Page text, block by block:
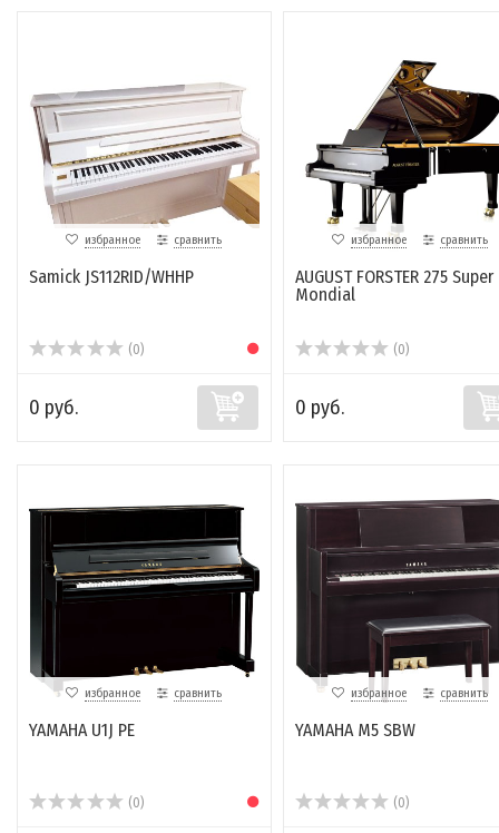
избранное сравнить
Samick JS112RID/WHHP
(0)
0 руб.
избранное сравнить
AUGUST FORSTER 275 Super
Mondial
(0)
0 руб.
избранное сравнить
YAMAHA U1J PE
(0)
избранное сравнить
YAMAHA M5 SBW
(0)